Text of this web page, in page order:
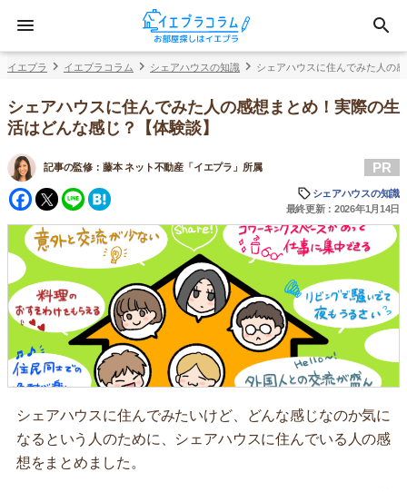
イエプラ イエプラコラム シェアハウスの知識 シェアハウスに住んでみた人の
シェアハウスに住んでみた人の感想まとめ！実際の生
活はどんな感じ？【体験談】
記事の監修： 藤本 ネット不動産「イエプラ」所属
Facebook
Twitter
Line
PR
シェアハウスの知識
最終更新：2026年1月14日
シェアハウスに住んでみたいけど、どんな感じなのか気に
なるという人のために、シェアハウスに住んでいる人の感
想をまとめました。